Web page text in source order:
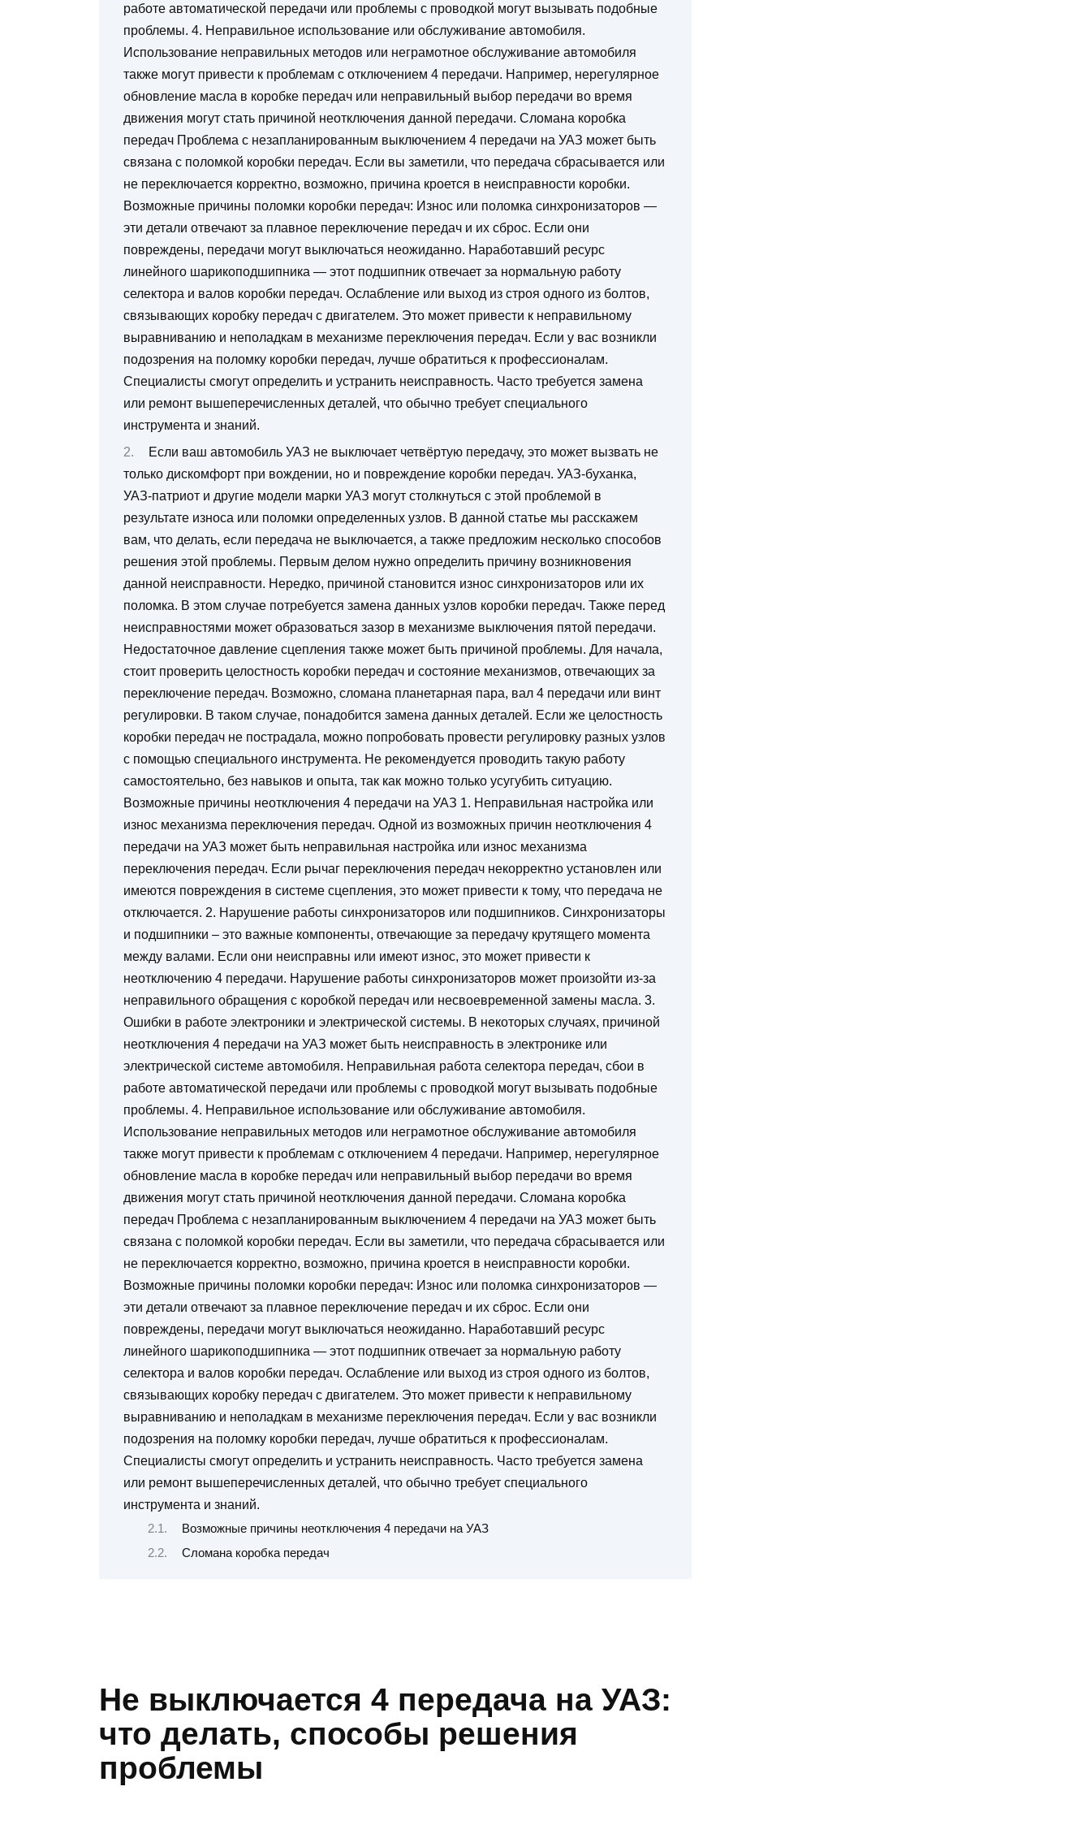
работе автоматической передачи или проблемы с проводкой могут вызывать подобные
проблемы. 4. Неправильное использование или обслуживание автомобиля.
Использование неправильных методов или неграмотное обслуживание автомобиля
также могут привести к проблемам с отключением 4 передачи. Например, нерегулярное
обновление масла в коробке передач или неправильный выбор передачи во время
движения могут стать причиной неотключения данной передачи. Сломана коробка
передач Проблема с незапланированным выключением 4 передачи на УАЗ может быть
связана с поломкой коробки передач. Если вы заметили, что передача сбрасывается или
не переключается корректно, возможно, причина кроется в неисправности коробки.
Возможные причины поломки коробки передач: Износ или поломка синхронизаторов —
эти детали отвечают за плавное переключение передач и их сброс. Если они
повреждены, передачи могут выключаться неожиданно. Наработавший ресурс
линейного шарикоподшипника — этот подшипник отвечает за нормальную работу
селектора и валов коробки передач. Ослабление или выход из строя одного из болтов,
связывающих коробку передач с двигателем. Это может привести к неправильному
выравниванию и неполадкам в механизме переключения передач. Если у вас возникли
подозрения на поломку коробки передач, лучше обратиться к профессионалам.
Специалисты смогут определить и устранить неисправность. Часто требуется замена
или ремонт вышеперечисленных деталей, что обычно требует специального
инструмента и знаний.
Если ваш автомобиль УАЗ не выключает четвёртую передачу, это может вызвать не
только дискомфорт при вождении, но и повреждение коробки передач. УАЗ-буханка,
УАЗ-патриот и другие модели марки УАЗ могут столкнуться с этой проблемой в
результате износа или поломки определенных узлов. В данной статье мы расскажем
вам, что делать, если передача не выключается, а также предложим несколько способов
решения этой проблемы. Первым делом нужно определить причину возникновения
данной неисправности. Нередко, причиной становится износ синхронизаторов или их
поломка. В этом случае потребуется замена данных узлов коробки передач. Также перед
неисправностями может образоваться зазор в механизме выключения пятой передачи.
Недостаточное давление сцепления также может быть причиной проблемы. Для начала,
стоит проверить целостность коробки передач и состояние механизмов, отвечающих за
переключение передач. Возможно, сломана планетарная пара, вал 4 передачи или винт
регулировки. В таком случае, понадобится замена данных деталей. Если же целостность
коробки передач не пострадала, можно попробовать провести регулировку разных узлов
с помощью специального инструмента. Не рекомендуется проводить такую работу
самостоятельно, без навыков и опыта, так как можно только усугубить ситуацию.
Возможные причины неотключения 4 передачи на УАЗ 1. Неправильная настройка или
износ механизма переключения передач. Одной из возможных причин неотключения 4
передачи на УАЗ может быть неправильная настройка или износ механизма
переключения передач. Если рычаг переключения передач некорректно установлен или
имеются повреждения в системе сцепления, это может привести к тому, что передача не
отключается. 2. Нарушение работы синхронизаторов или подшипников. Синхронизаторы
и подшипники – это важные компоненты, отвечающие за передачу крутящего момента
между валами. Если они неисправны или имеют износ, это может привести к
неотключению 4 передачи. Нарушение работы синхронизаторов может произойти из-за
неправильного обращения с коробкой передач или несвоевременной замены масла. 3.
Ошибки в работе электроники и электрической системы. В некоторых случаях, причиной
неотключения 4 передачи на УАЗ может быть неисправность в электронике или
электрической системе автомобиля. Неправильная работа селектора передач, сбои в
работе автоматической передачи или проблемы с проводкой могут вызывать подобные
проблемы. 4. Неправильное использование или обслуживание автомобиля.
Использование неправильных методов или неграмотное обслуживание автомобиля
также могут привести к проблемам с отключением 4 передачи. Например, нерегулярное
обновление масла в коробке передач или неправильный выбор передачи во время
движения могут стать причиной неотключения данной передачи. Сломана коробка
передач Проблема с незапланированным выключением 4 передачи на УАЗ может быть
связана с поломкой коробки передач. Если вы заметили, что передача сбрасывается или
не переключается корректно, возможно, причина кроется в неисправности коробки.
Возможные причины поломки коробки передач: Износ или поломка синхронизаторов —
эти детали отвечают за плавное переключение передач и их сброс. Если они
повреждены, передачи могут выключаться неожиданно. Наработавший ресурс
линейного шарикоподшипника — этот подшипник отвечает за нормальную работу
селектора и валов коробки передач. Ослабление или выход из строя одного из болтов,
связывающих коробку передач с двигателем. Это может привести к неправильному
выравниванию и неполадкам в механизме переключения передач. Если у вас возникли
подозрения на поломку коробки передач, лучше обратиться к профессионалам.
Специалисты смогут определить и устранить неисправность. Часто требуется замена
или ремонт вышеперечисленных деталей, что обычно требует специального
инструмента и знаний.
Возможные причины неотключения 4 передачи на УАЗ
Сломана коробка передач
Не выключается 4 передача на УАЗ:
что делать, способы решения
проблемы